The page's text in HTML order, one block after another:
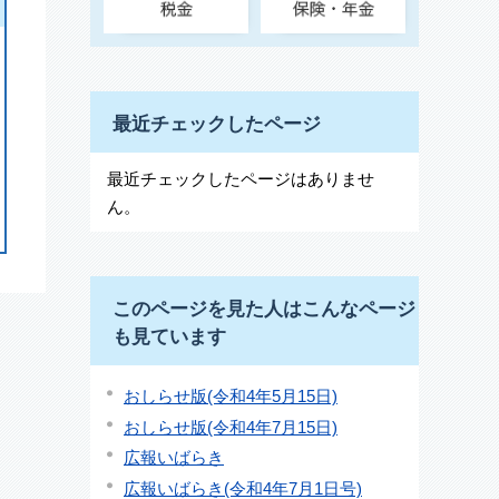
最近チェックしたページ
最近チェックしたページはありませ
ん。
このページを見た人はこんなページ
も見ています
おしらせ版(令和4年5月15日)
おしらせ版(令和4年7月15日)
広報いばらき
広報いばらき(令和4年7月1日号)